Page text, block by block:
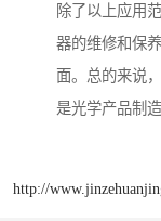
除了以上应用
器的维修和保
面。总的来说
是光学产品制
http://